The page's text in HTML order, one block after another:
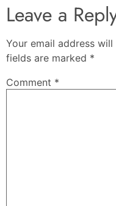
Leave a
Your email address
fields are marked *
Comment *